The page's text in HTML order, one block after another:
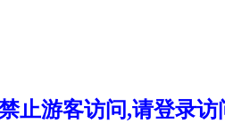
禁止游客访问,请登录